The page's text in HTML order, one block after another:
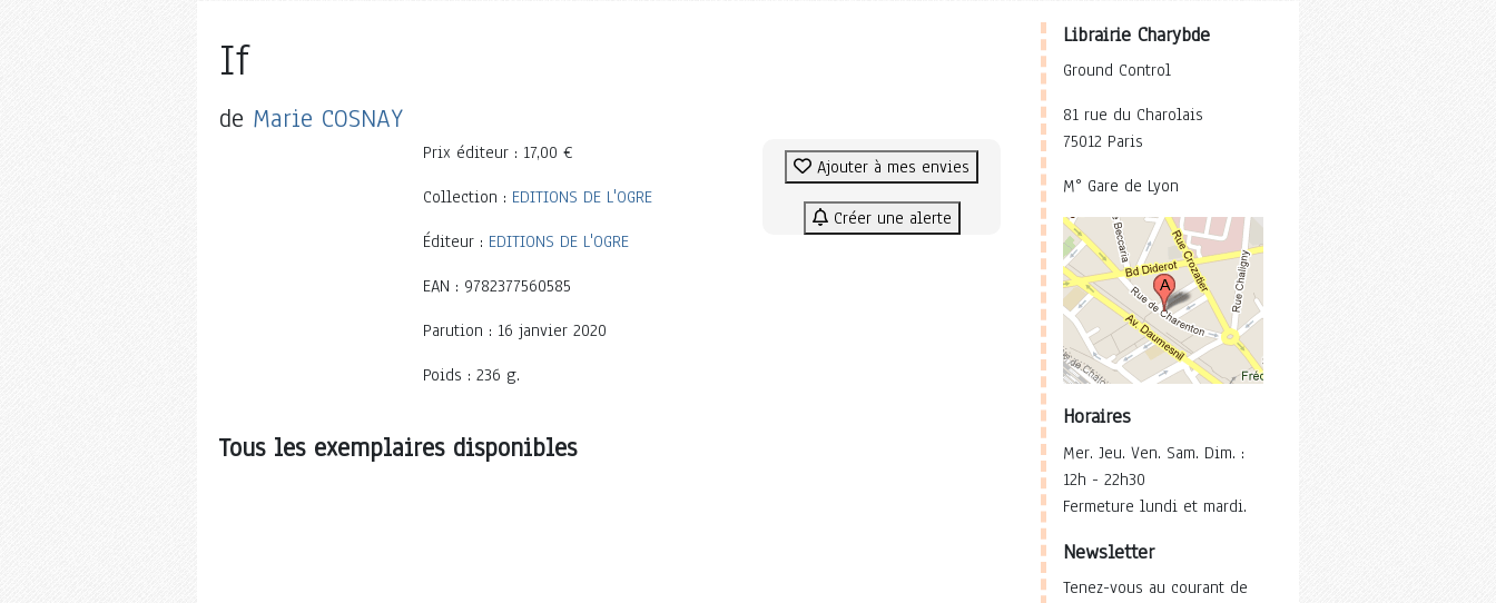
If
de Marie COSNAY
Prix éditeur : 17,00 €
Collection : EDITIONS DE L'OGRE
Éditeur : EDITIONS DE L'OGRE
EAN : 9782377560585
Parution : 16 janvier 2020
Poids : 236 g.
Ajouter à mes envies
Créer une alerte
Tous les exemplaires disponibles
Librairie Charybde
Ground Control
81 rue du Charolais
75012 Paris
M° Gare de Lyon
Horaires
Mer. Jeu. Ven. Sam. Dim. :
12h - 22h30
Fermeture lundi et mardi.
Newsletter
Tenez-vous au courant de